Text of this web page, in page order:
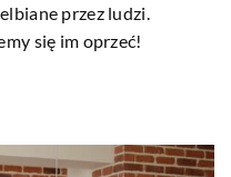
przez ludzi.
się im oprzeć!